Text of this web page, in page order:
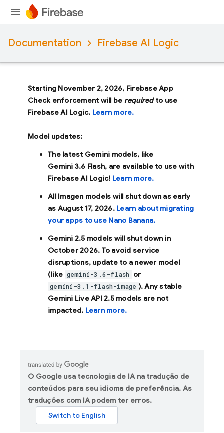
Documentation Firebase AI Logic
Starting November 2, 2026, Firebase App
Check enforcement will be requiredto use
Firebase AI Logic. Learn more.
Model updates:
The latest Gemini models, like
Gemini 3.6 Flash, are available to use with
Firebase AI Logic! Learn more.
All Imagen models will shut down as early
as August 17, 2026. Learn about migrating
your apps to use Nano Banana.
Gemini 2.5 models will shut down in
October 2026. To avoid service
disruptions, update to a newer model
(like gemini-3.6-flash or
gemini-3.1-flash-image ). Any stable
Gemini Live API 2.5 models are not
impacted. Learn more.
O Google usa tecnologia de IA na tradução de
conteúdos para seu idioma de preferência. As
traduções com IA podem ter erros.